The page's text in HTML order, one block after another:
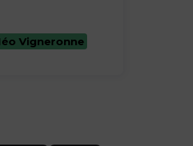
Vigneronne